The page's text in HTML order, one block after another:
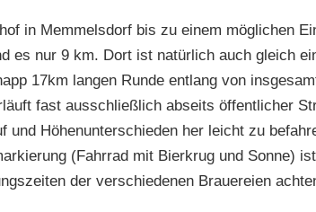
in Memmelsdorf bis zu einem möglichen
es nur 9 km. Dort ist natürlich auch gleich
17km langen Runde entlang von
fast ausschließlich abseits öffentlicher
und Höhenunterschieden her leicht zu
(Fahrrad mit Bierkrug und Sonne)
der verschiedenen Brauereien